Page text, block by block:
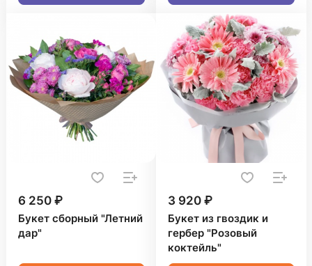
6 250 ₽
Букет сборный "Летний
дар"
3 920 ₽
Букет из гвоздик и
гербер "Розовый
коктейль"